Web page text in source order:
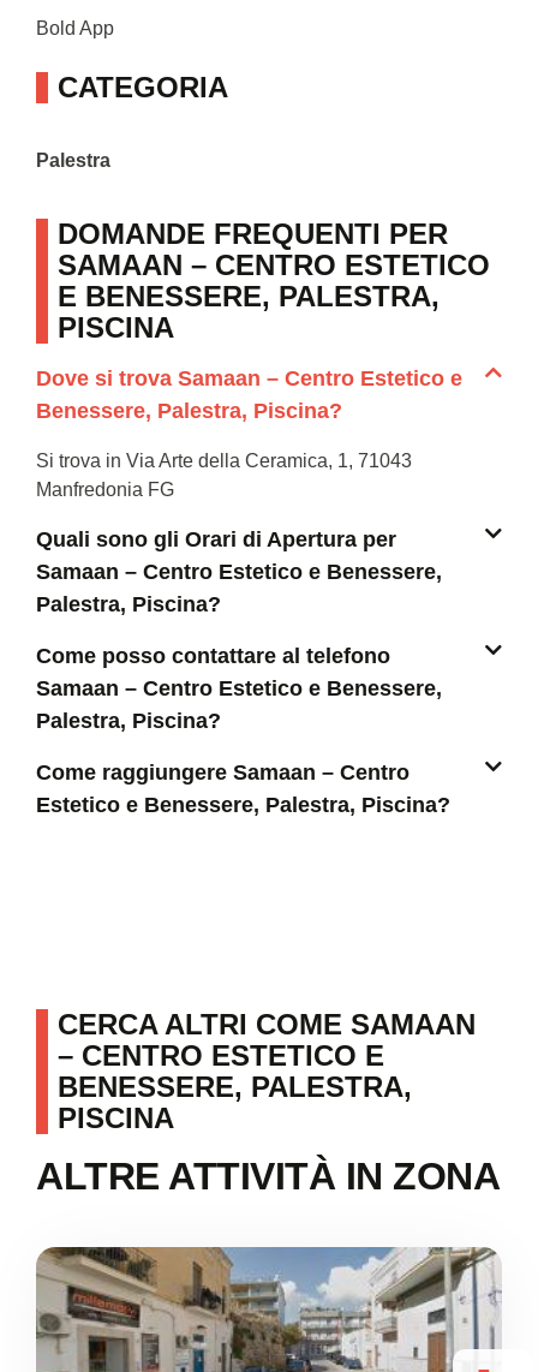
Bold App
CATEGORIA
Palestra
DOMANDE FREQUENTI PER
SAMAAN – CENTRO ESTETICO
E BENESSERE, PALESTRA,
PISCINA
Dove si trova Samaan – Centro Estetico e
Benessere, Palestra, Piscina?
Si trova in Via Arte della Ceramica, 1, 71043
Manfredonia FG
Quali sono gli Orari di Apertura per
Samaan – Centro Estetico e Benessere,
Palestra, Piscina?
Come posso contattare al telefono
Samaan – Centro Estetico e Benessere,
Palestra, Piscina?
Come raggiungere Samaan – Centro
Estetico e Benessere, Palestra, Piscina?
CERCA ALTRI COME SAMAAN
– CENTRO ESTETICO E
BENESSERE, PALESTRA,
PISCINA
ALTRE ATTIVITÀ IN ZONA